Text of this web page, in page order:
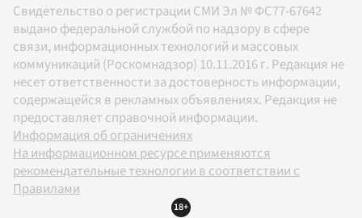
Свидетельство о регистрации СМИ Эл № ФС77-67642
выдано федеральной службой по надзору в сфере
связи, информационных технологий и массовых
коммуникаций (Роскомнадзор) 10.11.2016 г. Редакция не
несет ответственности за достоверность информации,
содержащейся в рекламных объявлениях. Редакция не
предоставляет справочной информации.
Информация об ограничениях
На информационном ресурсе применяются
рекомендательные технологии в соответствии с
Правилами
18+